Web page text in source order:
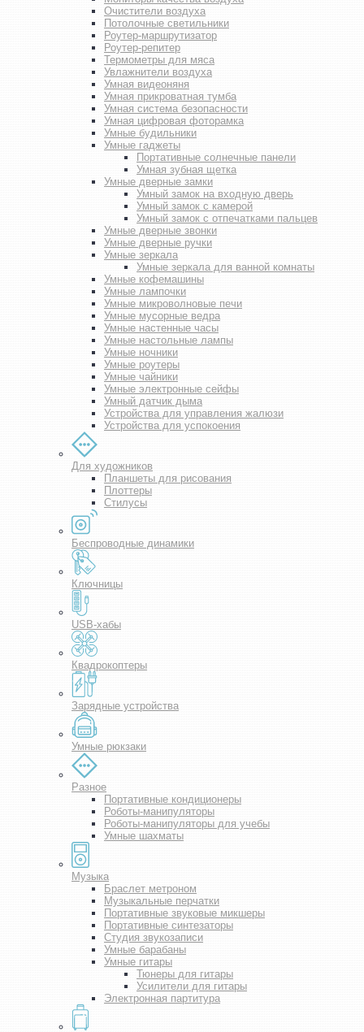
Очистители воздуха
Потолочные светильники
Роутер-маршрутизатор
Роутер-репитер
Термометры для мяса
Увлажнители воздуха
Умная видеоняня
Умная прикроватная тумба
Умная система безопасности
Умная цифровая фоторамка
Умные будильники
Умные гаджеты
Портативные солнечные панели
Умная зубная щетка
Умные дверные замки
Умный замок на входную дверь
Умный замок с камерой
Умный замок с отпечатками пальцев
Умные дверные звонки
Умные дверные ручки
Умные зеркала
Умные зеркала для ванной комнаты
Умные кофемашины
Умные лампочки
Умные микроволновые печи
Умные мусорные ведра
Умные настенные часы
Умные настольные лампы
Умные ночники
Умные роутеры
Умные чайники
Умные электронные сейфы
Умный датчик дыма
Устройства для управления жалюзи
Устройства для успокоения
Для художников
Планшеты для рисования
Плоттеры
Стилусы
Беспроводные динамики
Ключницы
USB-хабы
Квадрокоптеры
Зарядные устройства
Умные рюкзаки
Разное
Портативные кондиционеры
Роботы-манипуляторы
Роботы-манипуляторы для учебы
Умные шахматы
Музыка
Браслет метроном
Музыкальные перчатки
Портативные звуковые микшеры
Портативные синтезаторы
Студия звукозаписи
Умные барабаны
Умные гитары
Тюнеры для гитары
Усилители для гитары
Электронная партитура